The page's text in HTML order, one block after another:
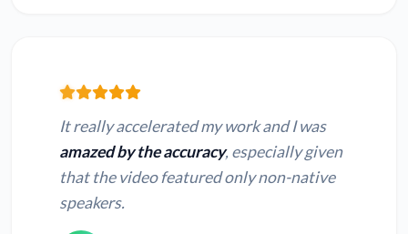
It really accelerated my work and I was
amazed by the accuracy, especially given
that the video featured only non-native
speakers.